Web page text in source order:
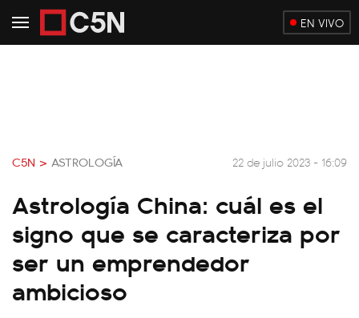
EN VIVO
C5N > ASTROLOGÍA 22 de julio 2023 - 16:09
Astrología China: cuál es el
signo que se caracteriza por
ser un emprendedor
ambicioso